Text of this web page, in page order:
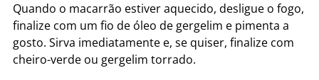
Quando o macarrão estiver aquecido, desligue o fogo,
finalize com um fio de óleo de gergelim e pimenta a
gosto. Sirva imediatamente e, se quiser, finalize com
cheiro-verde ou gergelim torrado.